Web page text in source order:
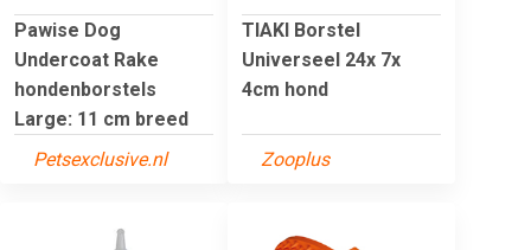
Pawise Dog
Undercoat Rake
hondenborstels
Large: 11 cm breed
Petsexclusive.nl
TIAKI Borstel
Universeel 24x 7x
4cm hond
Zooplus